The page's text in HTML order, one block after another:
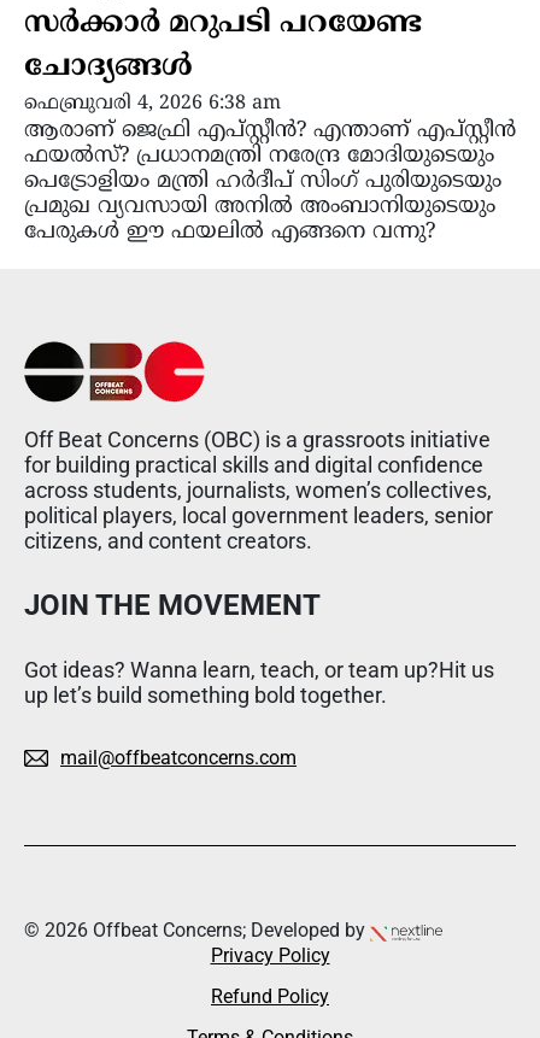
സർക്കാർ മറുപടി പറയേണ്ട
ചോദ്യങ്ങൾ
ഫെബ്രുവരി 4, 2026 6:38 am
ആരാണ് ജെഫ്രി എപ്സ്റ്റീൻ? എന്താണ് എപ്സ്റ്റീൻ
ഫയൽസ്? പ്രധാനമന്ത്രി നരേന്ദ്ര മോദിയുടെയും
പെട്രോളിയം മന്ത്രി ഹർദീപ് സിംഗ് പുരിയുടെയും
പ്രമുഖ വ്യവസായി അനിൽ അംബാനിയുടെയും
പേരുകൾ ഈ ഫയലിൽ എങ്ങനെ വന്നു?
Off Beat Concerns (OBC) is a grassroots initiative
for building practical skills and digital confidence
across students, journalists, women’s collectives,
political players, local government leaders, senior
citizens, and content creators.
JOIN THE MOVEMENT
Got ideas? Wanna learn, teach, or team up?Hit us
up let’s build something bold together.
mail@offbeatconcerns.com
© 2026 Offbeat Concerns; Developed by
Privacy Policy
Refund Policy